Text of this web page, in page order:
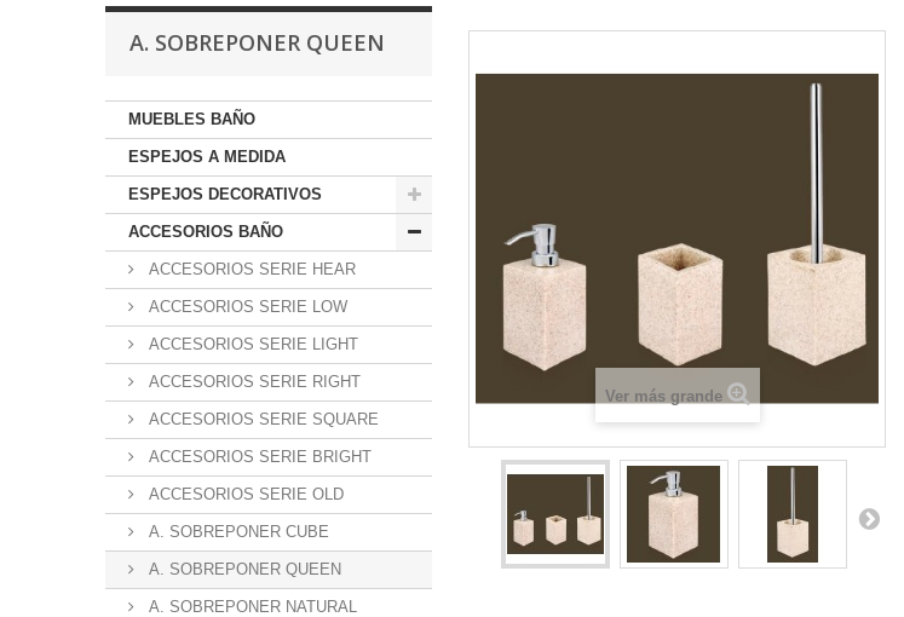
A. SOBREPONER QUEEN
MUEBLES BAÑO
ESPEJOS A MEDIDA
ESPEJOS DECORATIVOS
ACCESORIOS BAÑO
ACCESORIOS SERIE HEAR
ACCESORIOS SERIE LOW
ACCESORIOS SERIE LIGHT
ACCESORIOS SERIE RIGHT
ACCESORIOS SERIE SQUARE
ACCESORIOS SERIE BRIGHT
ACCESORIOS SERIE OLD
A. SOBREPONER CUBE
A. SOBREPONER QUEEN
A. SOBREPONER NATURAL
Ver más grande